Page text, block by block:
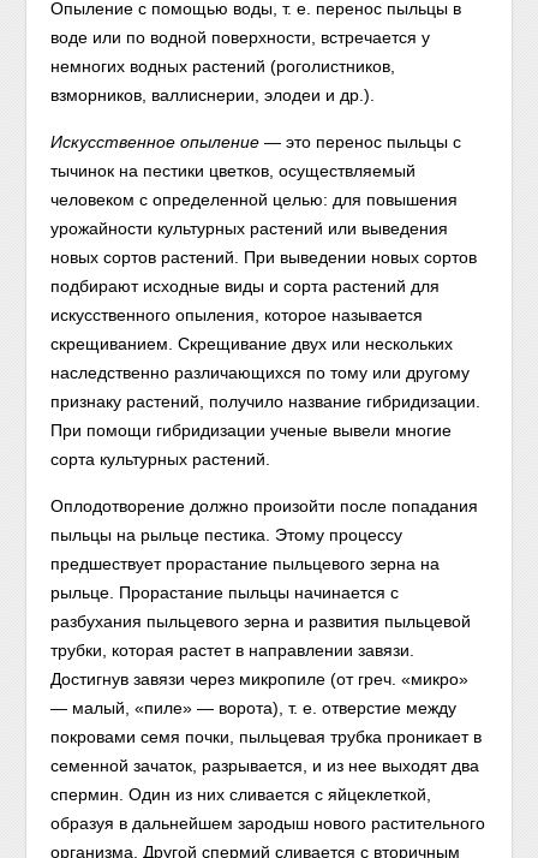
Опыление с помощью воды, т. е. перенос пыльцы в
воде или по водной поверхности, встречается у
немногих водных растений (роголистников,
взморников, валлиснерии, элодеи и др.).
Искусственное опыление— это перенос пыльцы с
тычинок на пестики цветков, осуществляемый
человеком с определенной целью: для повышения
урожайности культурных растений или выведения
новых сортов растений. При выведении новых сортов
подбирают исходные виды и сорта растений для
искусственного опыления, которое называется
скрещиванием. Скрещивание двух или нескольких
наследственно различающихся по тому или другому
признаку растений, получило название гибридизации.
При помощи гибридизации ученые вывели многие
сорта культурных растений.
Оплодотворение должно произойти после попадания
пыльцы на рыльце пестика. Этому процессу
предшествует прорастание пыльцевого зерна на
рыльце. Прорастание пыльцы начинается с
разбухания пыльцевого зерна и развития пыльцевой
трубки, которая растет в направлении завязи.
Достигнув завязи через микропиле (от греч. «микро»
— малый, «пиле» — ворота), т. е. отверстие между
покровами семя почки, пыльцевая трубка проникает в
семенной зачаток, разрывается, и из нее выходят два
спермин. Один из них сливается с яйцеклеткой,
образуя в дальнейшем зародыш нового растительного
организма. Другой спермий сливается с вторичным